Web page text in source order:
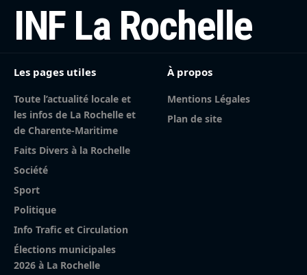
INF La Rochelle
Les pages utiles
Toute l’actualité locale et
les infos de La Rochelle et
de Charente-Maritime
Faits Divers à la Rochelle
Société
Sport
Politique
Info Trafic et Circulation
Élections municipales
2026 à La Rochelle
À propos
Mentions Légales
Plan de site